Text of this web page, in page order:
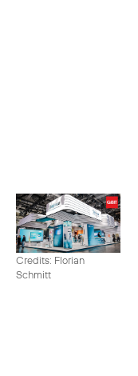
Credits: Florian
Schmitt